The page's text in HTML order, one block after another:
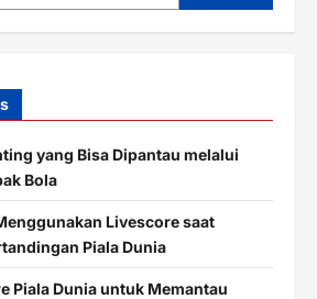
yang Bisa Dipantau melalui
Bola
Livescore saat
Piala Dunia
Piala Dunia untuk Memantau